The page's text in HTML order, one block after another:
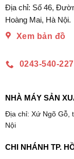
Địa chỉ: Số 46,
Hoàng Mai, Hà Nội.
Xem bản đồ
0243-540-
NHÀ MÁY SẢN
Địa chỉ: Xứ Ngõ Gỗ,
Nội
CHI NHÁNH TP.